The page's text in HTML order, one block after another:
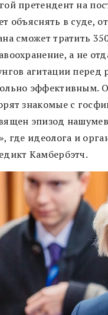
претендент на
объяснять в суде,
сможет тратить
а не
агитации перед
эффективным. О
знакомые с
эпизод
где идеолога и
Камбербэтч.